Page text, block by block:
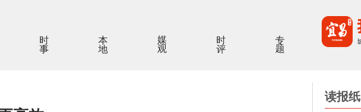
时事 本地 媒观 时评 专题
读报纸